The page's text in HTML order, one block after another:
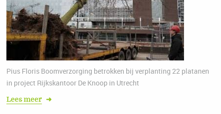
Pius Floris Boomverzorging betrokken bij verplanting 22 platanen
in project Rijkskantoor De Knoop in Utrecht
Lees meer ➜